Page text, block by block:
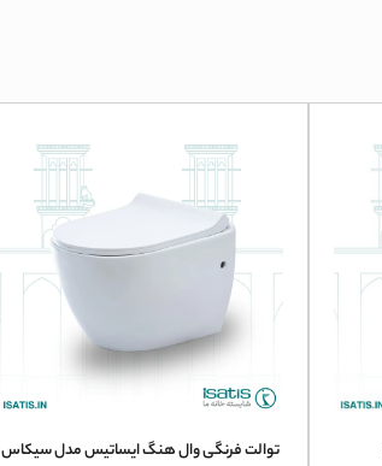
توالت فرنگی وال هنگ ایساتیس مدل سیکاس